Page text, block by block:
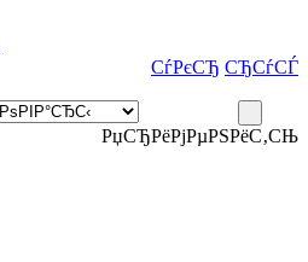
СѓРєСЂ СЂСѓСЃ
РџСЂРёРјРµРЅРёС‚СЊ